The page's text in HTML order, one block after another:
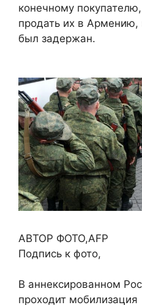
конечному
продать их в Армению,
был задержан.
АВТОР ФОТО,AFP
Подпись к фото,
В аннексированном
проходит мобилизация